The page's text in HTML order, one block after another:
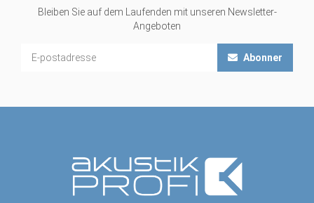
Bleiben Sie auf dem Laufenden mit unseren Newsletter-
Angeboten
Abonner